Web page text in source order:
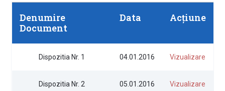
Denumire
Document
Data Acțiune
Dispozitia Nr. 1 04.01.2016 Vizualizare
Dispozitia Nr. 2 05.01.2016 Vizualizare